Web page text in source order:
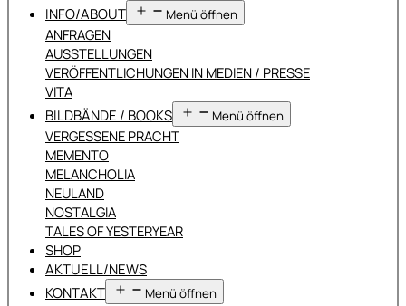
INFO/ABOUT Menü öffnen
ANFRAGEN
AUSSTELLUNGEN
VERÖFFENTLICHUNGEN IN MEDIEN / PRESSE
VITA
BILDBÄNDE / BOOKS Menü öffnen
VERGESSENE PRACHT
MEMENTO
MELANCHOLIA
NEULAND
NOSTALGIA
TALES OF YESTERYEAR
SHOP
AKTUELL/NEWS
KONTAKT
Menü öffnen